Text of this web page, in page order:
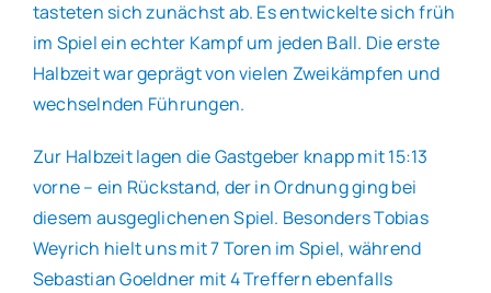
tasteten sich zunächst ab. Es entwickelte sich früh
im Spiel ein echter Kampf um jeden Ball. Die erste
Halbzeit war geprägt von vielen Zweikämpfen und
wechselnden Führungen.
Zur Halbzeit lagen die Gastgeber knapp mit 15:13
vorne – ein Rückstand, der in Ordnung ging bei
diesem ausgeglichenen Spiel. Besonders Tobias
Weyrich hielt uns mit 7 Toren im Spiel, während
Sebastian Goeldner mit 4 Treffern ebenfalls